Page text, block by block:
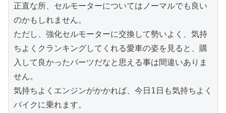
正直な所、セルモーターについてはノーマルでも良い
のかもしれません。
ただし、強化セルモーターに交換して勢いよく、気持
ちよくクランキングしてくれる愛車の姿を見ると、購
入して良かったパーツだなと思える事は間違いありま
せん。
気持ちよくエンジンがかかれば、今日1日も気持ちよく
バイクに乗れます。